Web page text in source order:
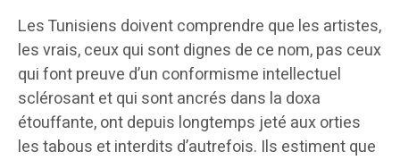
Les Tunisiens doivent comprendre que les artistes,
les vrais, ceux qui sont dignes de ce nom, pas ceux
qui font preuve d’un conformisme intellectuel
sclérosant et qui sont ancrés dans la doxa
étouffante, ont depuis longtemps jeté aux orties
les tabous et interdits d’autrefois. Ils estiment que